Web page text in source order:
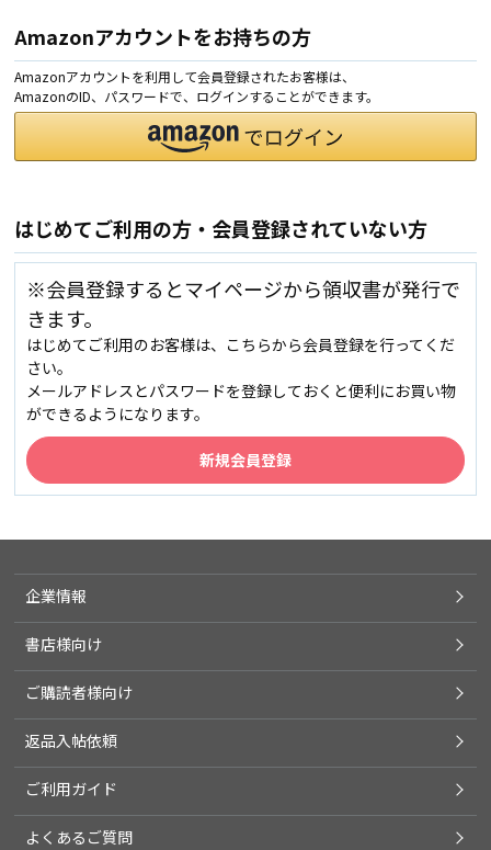
Amazonアカウントをお持ちの方
Amazonアカウントを利用して会員登録されたお客様は、
AmazonのID、パスワードで、ログインすることができます。
はじめてご利用の方・会員登録されていない方
※会員登録するとマイページから領収書が発行で
きます。
はじめてご利用のお客様は、こちらから会員登録を行ってくだ
さい。
メールアドレスとパスワードを登録しておくと便利にお買い物
ができるようになります。
企業情報
書店様向け
ご購読者様向け
返品入帖依頼
ご利用ガイド
よくあるご質問